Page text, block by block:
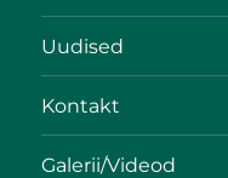
Uudised
Kontakt
Galerii/Videod